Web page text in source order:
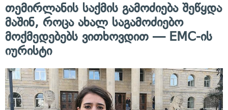
თემირლანის საქმის გამოძიება შეწყდა
მაშინ, როცა ახალ საგამოძიებო
მოქმედებებს ვითხოვდით — EMC-ის
იურისტი